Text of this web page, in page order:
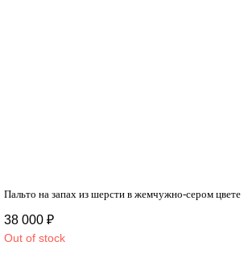
Пальто на запах из шерсти в жемчужно-сером цвете
38 000 ₽
Out of stock